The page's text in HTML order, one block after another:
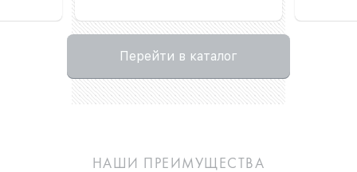
Перейти в каталог
НАШИ ПРЕИМУЩЕСТВА